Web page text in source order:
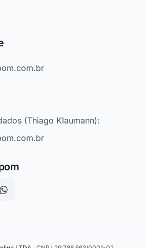
(Thiago Klaumann):